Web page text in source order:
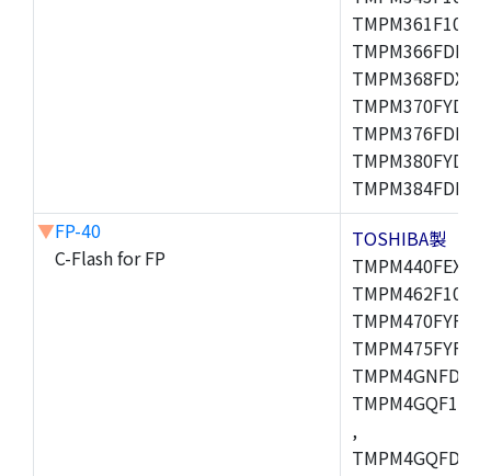
▼FP-40
C-Flash for FP
TOSHIBA製
,